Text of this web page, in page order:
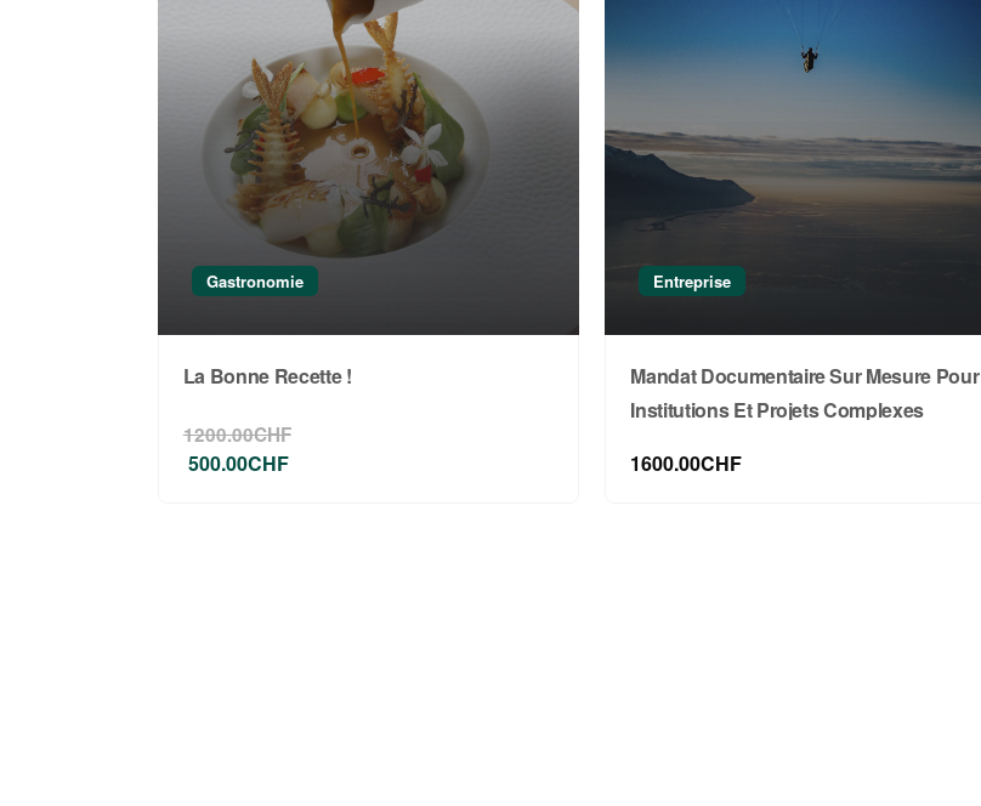
5 tirages Fine Art
A choix : Album (20 pages) ou 100x 10×15 tirages
Une surprise
Gastronomie
La Bonne Recette !
1200.00CHF
500.00CHF
Entreprise
Mandat Documentaire Sur Mesure Pour
Institutions Et Projets Complexes
1600.00CHF